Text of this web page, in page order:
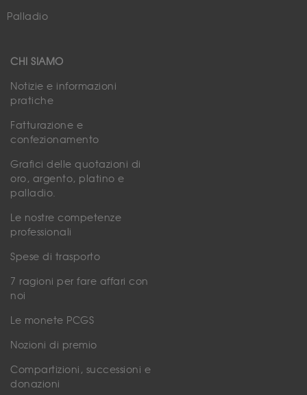
Palladio
CHI SIAMO
Notizie e informazioni
pratiche
Fatturazione e
confezionamento
Grafici delle quotazioni di
oro, argento, platino e
palladio.
Le nostre competenze
professionali
Spese di trasporto
7 ragioni per fare affari con
noi
Le monete PCGS
Nozioni di premio
Compartizioni, successioni e
donazioni